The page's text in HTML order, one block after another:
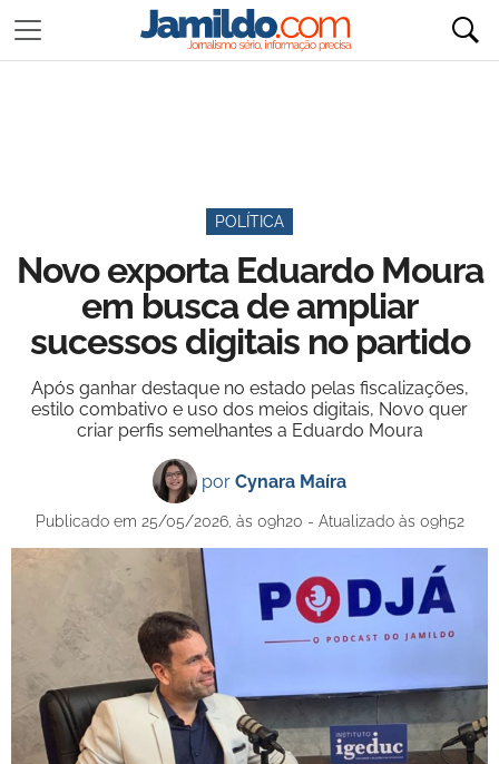
POLÍTICA
Novo exporta Eduardo Moura
em busca de ampliar
sucessos digitais no partido
Após ganhar destaque no estado pelas fiscalizações,
estilo combativo e uso dos meios digitais, Novo quer
criar perfis semelhantes a Eduardo Moura
por Cynara Maíra
Publicado em 25/05/2026, às 09h20 - Atualizado às 09h52